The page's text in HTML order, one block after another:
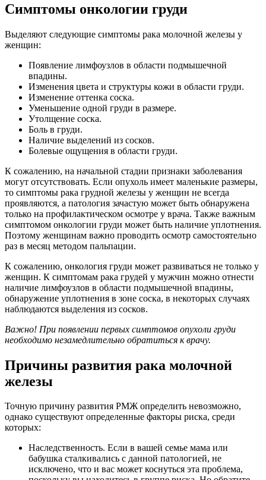
Симптомы онкологии груди
Выделяют следующие симптомы рака молочной железы у
женщин:
Появление лимфоузлов в области подмышечной
впадины.
Изменения цвета и структуры кожи в области груди.
Изменение оттенка соска.
Уменьшение одной груди в размере.
Утолщение соска.
Боль в груди.
Наличие выделений из сосков.
Болевые ощущения в области груди.
К сожалению, на начальной стадии признаки заболевания
могут отсутствовать. Если опухоль имеет маленькие размеры,
то симптомы рака грудной железы у женщин не всегда
проявляются, а патология зачастую может быть обнаружена
только на профилактическом осмотре у врача. Также важным
симптомом онкологии груди может быть наличие уплотнения.
Поэтому женщинам важно проводить осмотр самостоятельно
раз в месяц методом пальпации.
К сожалению, онкология груди может развиваться не только у
женщин. К симптомам рака грудей у мужчин можно отнести
наличие лимфоузлов в области подмышечной впадины,
обнаружение уплотнения в зоне соска, в некоторых случаях
наблюдаются выделения из сосков.
Важно! При появлении первых симптомов опухоли груди
необходимо незамедлительно обратиться к врачу.
Причины развития рака молочной
железы
Точную причину развития РМЖ определить невозможно,
однако существуют определенные факторы риска, среди
которых:
Наследственность. Если в вашей семье мама или
бабушка сталкивались с данной патологией, не
исключено, что и вас может коснуться эта проблема,